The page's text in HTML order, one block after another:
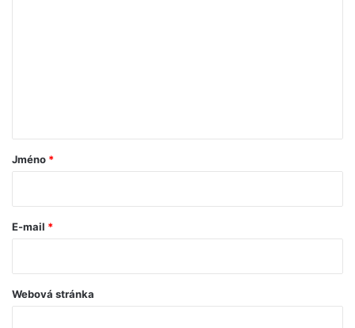
ř
Jméno *
E-mail *
Webová stránka